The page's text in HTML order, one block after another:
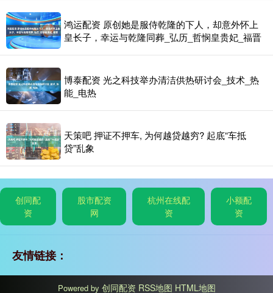
鸿运配资 原创她是服侍乾隆的下人，却意外怀上
皇长子，幸运与乾隆同葬_弘历_哲悯皇贵妃_福晋
博泰配资 光之科技举办清洁供热研讨会_技术_热
能_电热
天策吧 押证不押车, 为何越贷越穷? 起底“车抵
贷”乱象
创同配
资
股市配资
网
杭州在线配
资
小额配
资
友情链接：
Powered by 创同配资 RSS地图 HTML地图